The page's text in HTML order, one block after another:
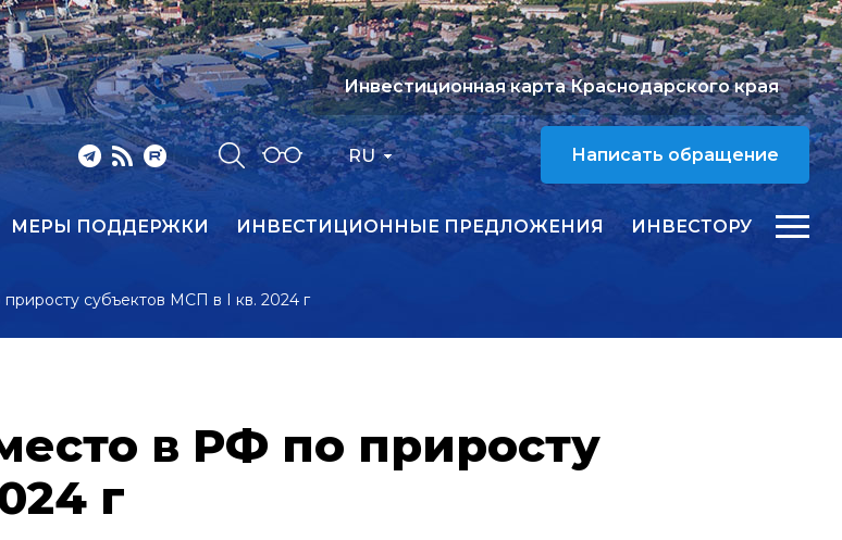
RU
Инвестиционная карта Краснодарского края
Написать обращение
МЕРЫ ПОДДЕРЖКИ ИНВЕСТИЦИОННЫЕ ПРЕДЛОЖЕНИЯ ИНВЕСТОРУ
субъектов МСП в I кв. 2024 г
в РФ по приросту
г